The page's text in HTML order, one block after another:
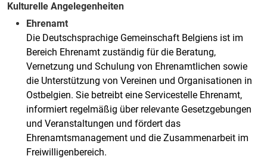
Kulturelle Angelegenheiten
Ehrenamt
Die Deutschsprachige Gemeinschaft Belgiens ist im
Bereich Ehrenamt zuständig für die Beratung,
Vernetzung und Schulung von Ehrenamtlichen sowie
die Unterstützung von Vereinen und Organisationen in
Ostbelgien. Sie betreibt eine Servicestelle Ehrenamt,
informiert regelmäßig über relevante Gesetzgebungen
und Veranstaltungen und fördert das
Ehrenamtsmanagement und die Zusammenarbeit im
Freiwilligenbereich.